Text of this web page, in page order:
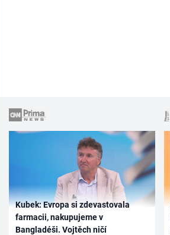
Kubek: Evropa si zdevastovala
farmacii, nakupujeme v
Bangladéši. Vojtěch ničí